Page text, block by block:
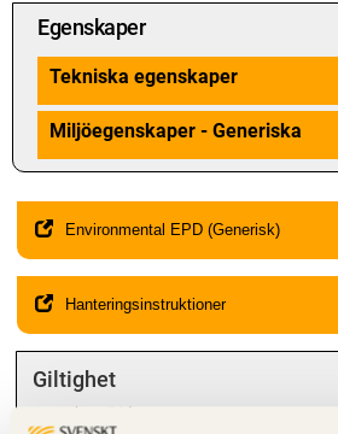
Egenskaper
Tekniska egenskaper
Miljöegenskaper - Generiska
Environmental EPD (Generisk)
Hanteringsinstruktioner
Giltighet
Svenskt Trä-id: